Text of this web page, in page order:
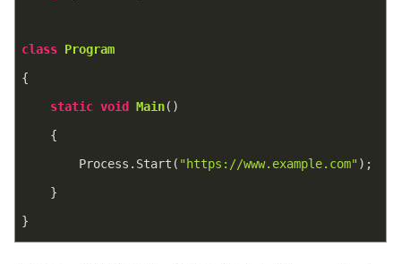
class Program
{
static void Main( )
    {
        Process.Start(
"https://www.example.com");
    }
}